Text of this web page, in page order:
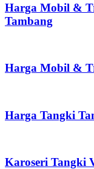
Harga Mobil &
Tambang
Harga Mobil &
Harga Tangki
Karoseri Tangki